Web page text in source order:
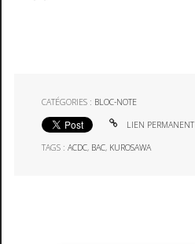
CATÉGORIES : BLOC-NOTE
LIEN PERMANENT
TAGS :ACDC, BAC, KUROSAWA